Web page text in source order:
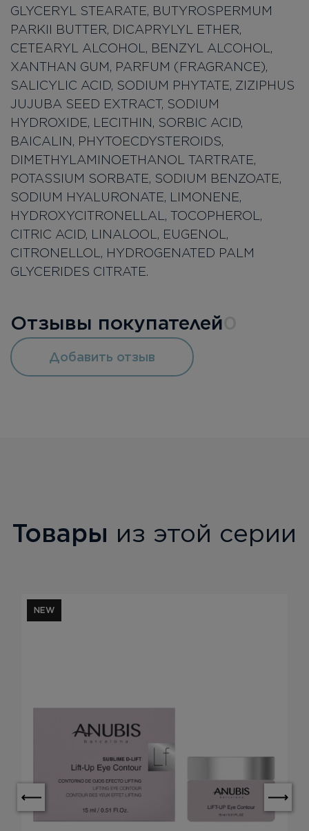
GLYCERYL STEARATE, BUTYROSPERMUM
PARKII BUTTER, DICAPRYLYL ETHER,
CETEARYL ALCOHOL, BENZYL ALCOHOL,
XANTHAN GUM, PARFUM (FRAGRANCE),
SALICYLIC ACID, SODIUM PHYTATE, ZIZIPHUS
JUJUBA SEED EXTRACT, SODIUM
HYDROXIDE, LECITHIN, SORBIC ACID,
BAICALIN, PHYTOECDYSTEROIDS,
DIMETHYLAMINOETHANOL TARTRATE,
POTASSIUM SORBATE, SODIUM BENZOATE,
SODIUM HYALURONATE, LIMONENE,
HYDROXYCITRONELLAL, TOCOPHEROL,
CITRIC ACID, LINALOOL, EUGENOL,
CITRONELLOL, HYDROGENATED PALM
GLYCERIDES CITRATE.
Отзывы покупателей
Добавить отзыв
Товары из этой серии
NEW